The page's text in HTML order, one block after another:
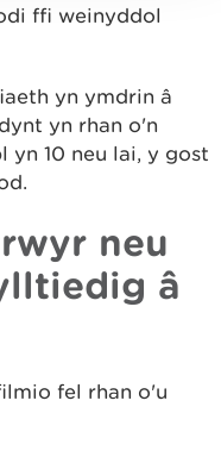
ffi weinyddol
yn ymdrin â
yn rhan o'n
10 neu lai, y gost
neu
â
fel rhan o'u